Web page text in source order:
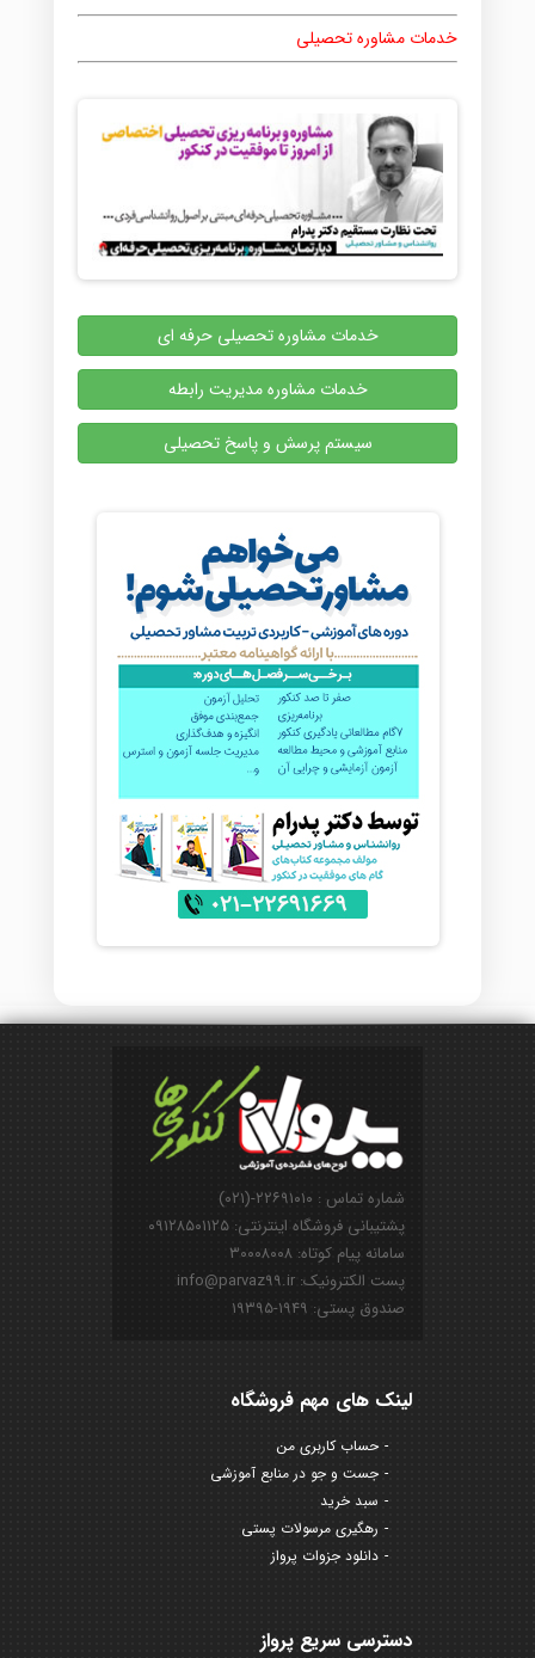
خدمات مشاوره تحصیلی
خدمات مشاوره تحصیلی حرفه ای
خدمات مشاوره مدیریت رابطه
سیستم پرسش و پاسخ تحصیلی
شماره تماس : ۲۲۶۹۱۰۱۰-(۰۲۱)
پشتیبانی فروشگاه اینترنتی: ۰۹۱۲۸۵۰۱۱۲۵
سامانه پیام کوتاه: ۳۰۰۰۸۰۰۸
پست الکترونیک: info@parvaz99.ir
صندوق پستی: ۱۹۴۹-۱۹۳۹۵
لینک های مهم فروشگاه
حساب کاربری من
جست و جو در منابع آموزشی
سبد خرید
رهگیری مرسولات پستی
دانلود جزوات پرواز
دسترسی سریع پرواز